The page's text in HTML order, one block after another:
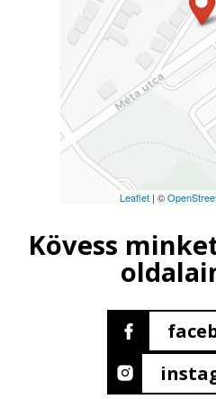
Leaflet| ©
Kövess